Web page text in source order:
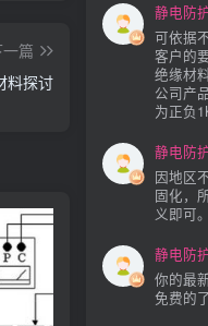
一篇
料探讨
静电防
可依据
客户的
绝缘材
公司产
为正负
静电防
因地区
固化，
义即可。
静电防
你的最
免费的了